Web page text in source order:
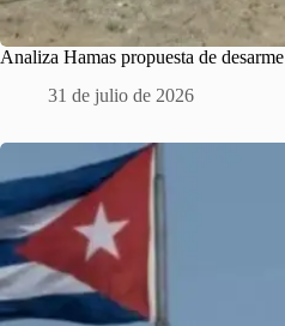
Analiza Hamas propuesta de desarme
31 de julio de 2026